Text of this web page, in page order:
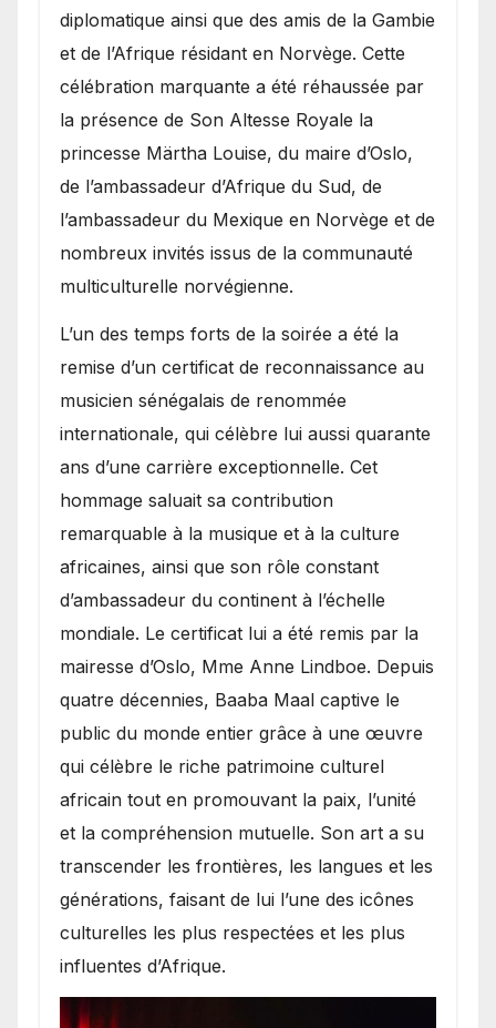
diplomatique ainsi que des amis de la Gambie
et de l’Afrique résidant en Norvège. Cette
célébration marquante a été réhaussée par
la présence de Son Altesse Royale la
princesse Märtha Louise, du maire d’Oslo,
de l’ambassadeur d’Afrique du Sud, de
l’ambassadeur du Mexique en Norvège et de
nombreux invités issus de la communauté
multiculturelle norvégienne.
​L’un des temps forts de la soirée a été la
remise d’un certificat de reconnaissance au
musicien sénégalais de renommée
internationale, qui célèbre lui aussi quarante
ans d’une carrière exceptionnelle. Cet
hommage saluait sa contribution
remarquable à la musique et à la culture
africaines, ainsi que son rôle constant
d’ambassadeur du continent à l’échelle
mondiale. Le certificat lui a été remis par la
mairesse d’Oslo, Mme Anne Lindboe. Depuis
quatre décennies, Baaba Maal captive le
public du monde entier grâce à une œuvre
qui célèbre le riche patrimoine culturel
africain tout en promouvant la paix, l’unité
et la compréhension mutuelle. Son art a su
transcender les frontières, les langues et les
générations, faisant de lui l’une des icônes
culturelles les plus respectées et les plus
influentes d’Afrique.